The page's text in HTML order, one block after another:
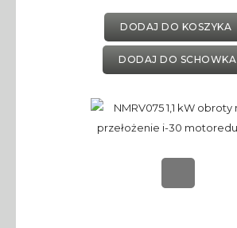
DODAJ DO KOSZYKA
DODAJ DO SCHOWKA